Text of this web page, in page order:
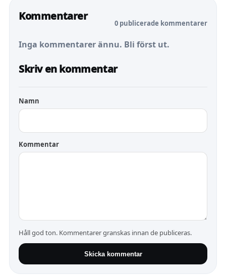
Kommentarer
0 publicerade kommentarer
Inga kommentarer ännu. Bli först ut.
Skriv en kommentar
Namn
Kommentar
Håll god ton. Kommentarer granskas innan de publiceras.
Skicka kommentar